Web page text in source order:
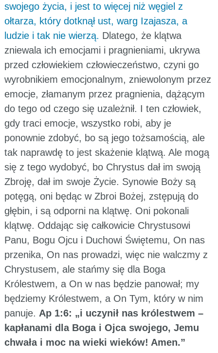
swojego życia, i jest to więcej niż węgiel z
ołtarza, który dotknął ust, warg Izajasza, a
ludzie i tak nie wierzą. Dlatego, że klątwa
zniewala ich emocjami i pragnieniami, ukrywa
przed człowiekiem człowieczeństwo, czyni go
wyrobnikiem emocjonalnym, zniewolonym przez
emocje, złamanym przez pragnienia, dążącym
do tego od czego się uzależnił. I ten człowiek,
gdy traci emocje, wszystko robi, aby je
ponownie zdobyć, bo są jego tożsamością, ale
tak naprawdę to jest skażenie klątwą. Ale mogą
się z tego wydobyć, bo Chrystus dał im swoją
Zbroję, dał im swoje Życie. Synowie Boży są
potęgą, oni będąc w Zbroi Bożej, zstępują do
głębin, i są odporni na klątwę. Oni pokonali
klątwę. Oddając się całkowicie Chrystusowi
Panu, Bogu Ojcu i Duchowi Świętemu, On nas
przenika, On nas prowadzi, więc nie walczmy z
Chrystusem, ale stańmy się dla Boga
Królestwem, a On w nas będzie panował; my
będziemy Królestwem, a On Tym, który w nim
panuje. Ap 1:6: „i uczynił nas królestwem –
kapłanami dla Boga i Ojca swojego, Jemu
chwała i moc na wieki wieków! Amen.”